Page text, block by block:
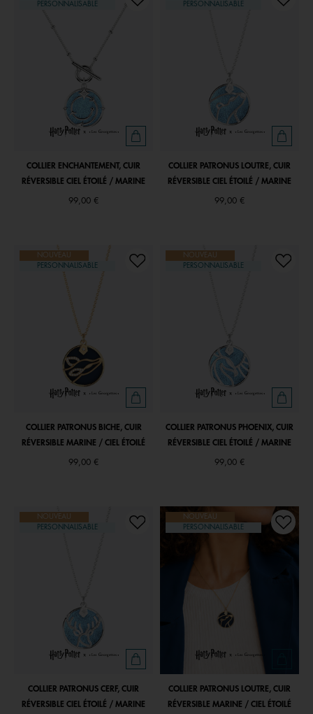
PERSONNALISABLE
COLLIER ENCHANTEMENT, CUIR
RÉVERSIBLE CIEL ÉTOILÉ / MARINE
99,00 €
PERSONNALISABLE
COLLIER PATRONUS LOUTRE, CUIR
RÉVERSIBLE CIEL ÉTOILÉ / MARINE
99,00 €
NOUVEAU
PERSONNALISABLE
COLLIER PATRONUS BICHE, CUIR
RÉVERSIBLE MARINE / CIEL ÉTOILÉ
99,00 €
NOUVEAU
PERSONNALISABLE
COLLIER PATRONUS PHOENIX, CUIR
RÉVERSIBLE CIEL ÉTOILÉ / MARINE
99,00 €
NOUVEAU
PERSONNALISABLE
COLLIER PATRONUS CERF, CUIR
RÉVERSIBLE CIEL ÉTOILÉ / MARINE
NOUVEAU
PERSONNALISABLE
COLLIER PATRONUS LOUTRE, CUIR
RÉVERSIBLE MARINE / CIEL ÉTOILÉ